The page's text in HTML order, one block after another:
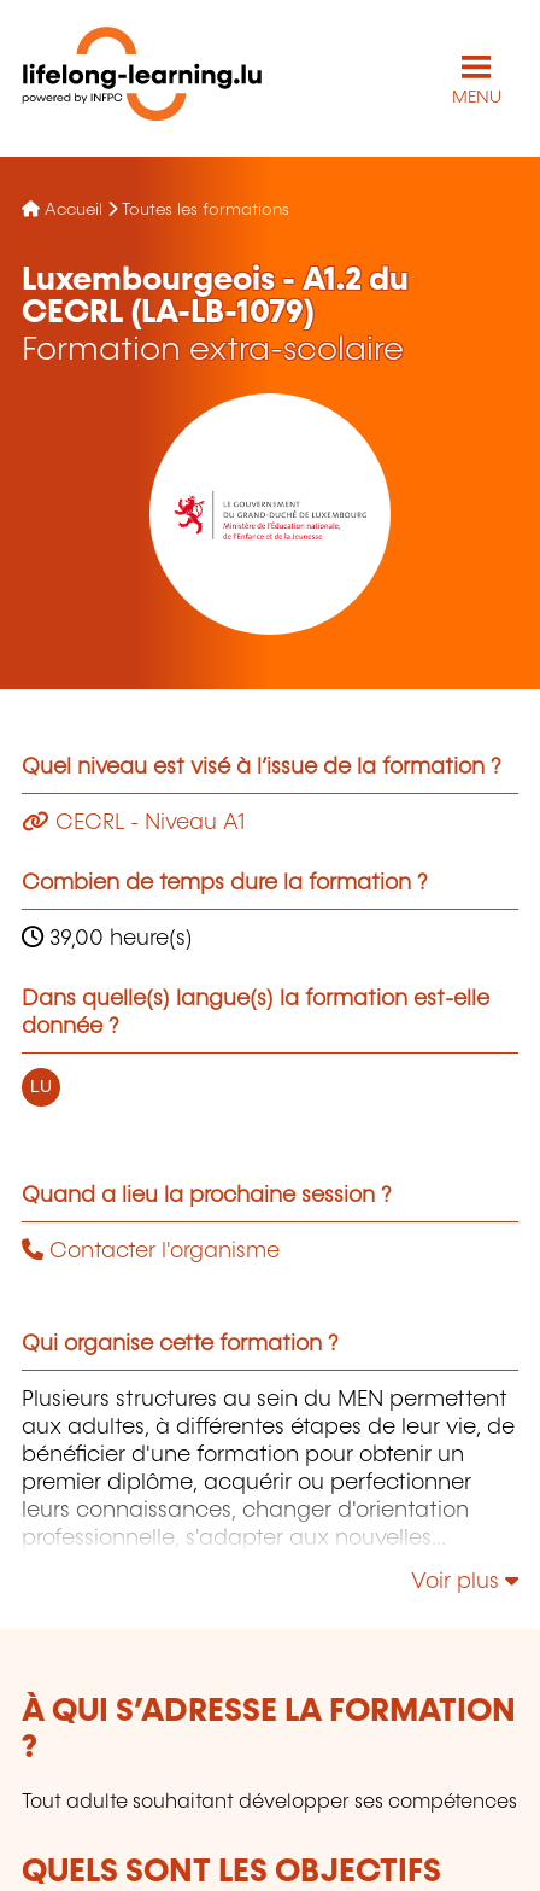
MENU
Accueil Toutes les formations
Luxembourgeois - A1.2 du
CECRL (LA-LB-1079)
Formation extra-scolaire
Quel niveau est visé à l’issue de la formation ?
CECRL - Niveau A1
Combien de temps dure la formation ?
39,00 heure(s)
Dans quelle(s) langue(s) la formation est-elle
donnée ?
LU
Quand a lieu la prochaine session ?
Contacter l'organisme
Qui organise cette formation ?
Plusieurs structures au sein du MEN permettent
aux adultes, à différentes étapes de leur vie, de
bénéficier d'une formation pour obtenir un
premier diplôme, acquérir ou perfectionner
leurs connaissances, changer d'orientation
professionnelle, s'adapter aux nouvelles
technologies, enrichir leur culture personnelle...
Voir plus
À QUI S’ADRESSE LA FORMATION
?
Tout adulte souhaitant développer ses compétences
QUELS SONT LES OBJECTIFS